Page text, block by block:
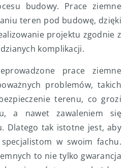
budowy. Prace ziemne
teren pod budowę, dzięki
projektu zgodnie z
komplikacji.
prace ziemne
problemów, takich
terenu, co grozi
a nawet zawaleniem się
Dlatego tak istotne jest, aby
w swoim fachu.
to nie tylko gwarancja